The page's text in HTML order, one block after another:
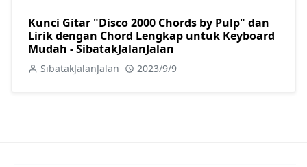
Kunci Gitar "Disco 2000 Chords by Pulp" dan
Lirik dengan Chord Lengkap untuk Keyboard
Mudah - SibatakJalanJalan
SibatakJalanJalan 2023/9/9